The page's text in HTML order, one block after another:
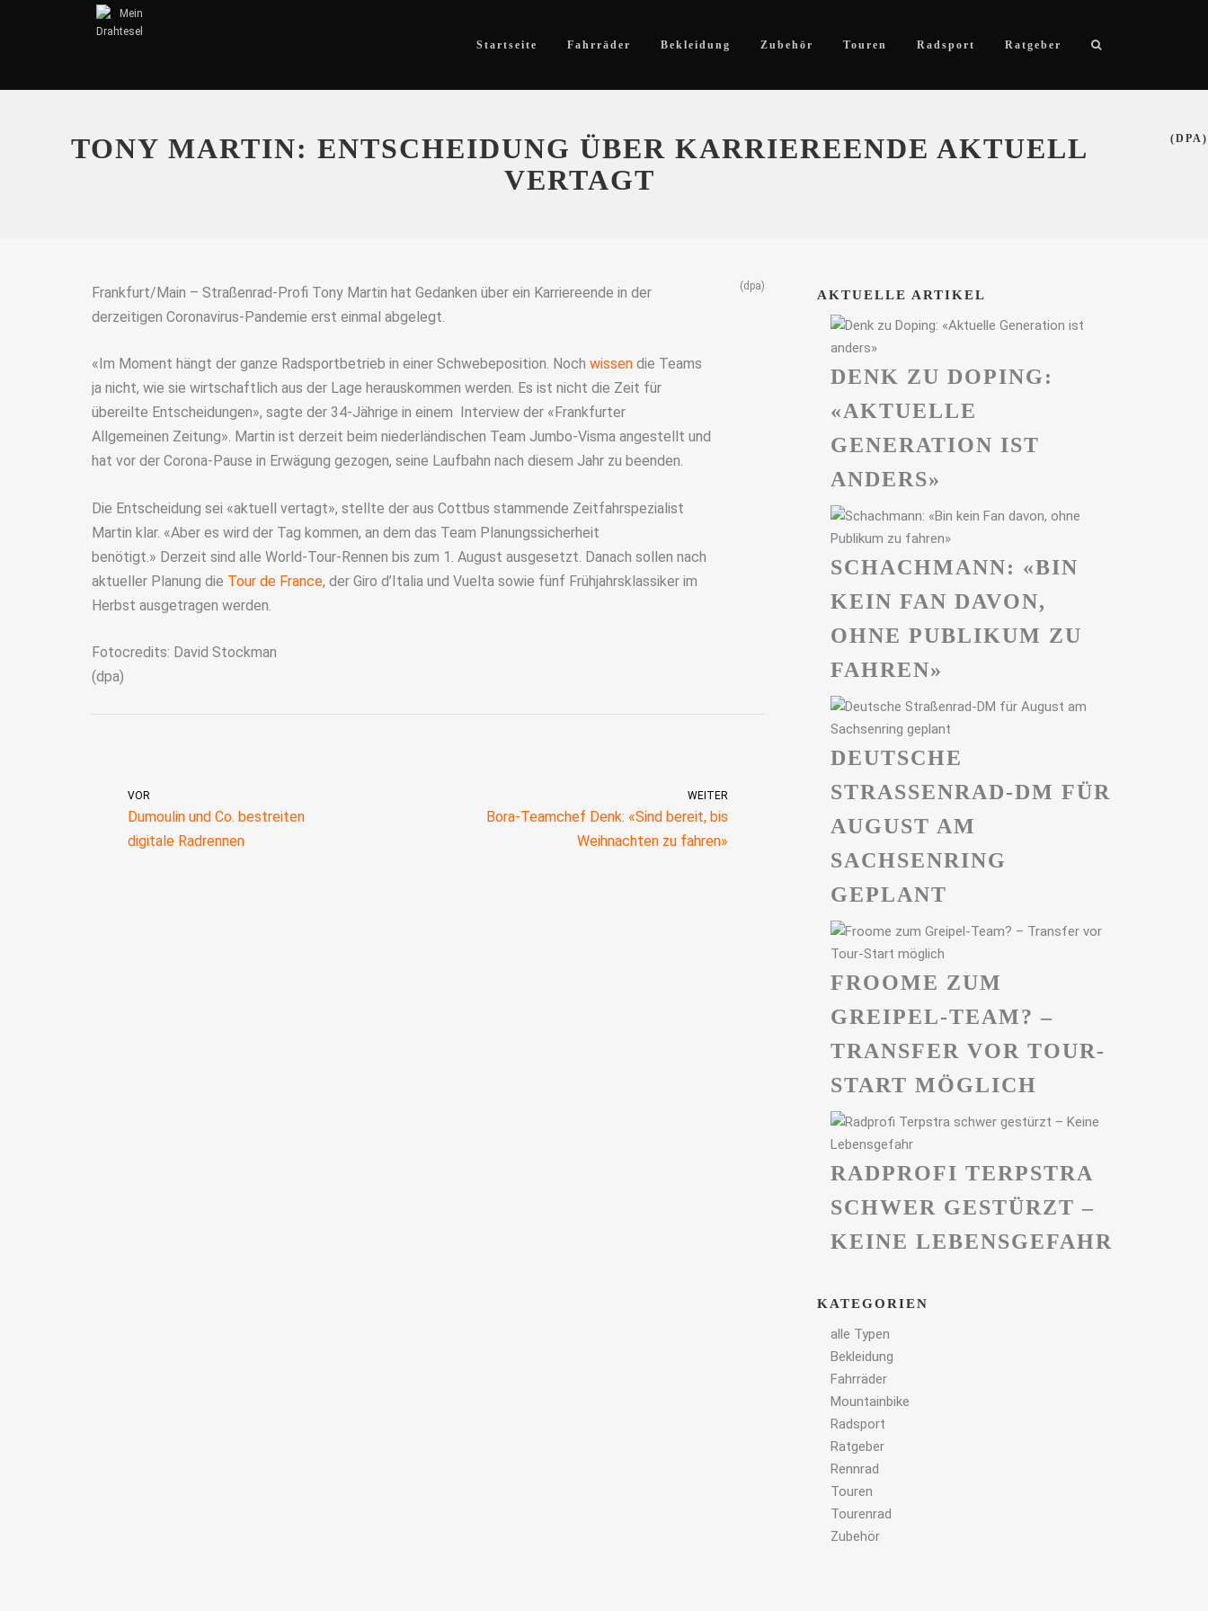
Startseite Fahrräder Bekleidung Zubehör Touren Radsport Ratgeber
TONY MARTIN: ENTSCHEIDUNG ÜBER KARRIEREENDE AKTUELL
VERTAGT
(DPA)
Frankfurt/Main – Straßenrad-Profi Tony Martin hat Gedanken über ein Karriereende in der
derzeitigen Coronavirus-Pandemie erst einmal abgelegt.
«Im Moment hängt der ganze Radsportbetrieb in einer Schwebeposition. Noch wissen die Teams
ja nicht, wie sie wirtschaftlich aus der Lage herauskommen werden. Es ist nicht die Zeit für
übereilte Entscheidungen», sagte der 34-Jährige in einem Interview der «Frankfurter
Allgemeinen Zeitung». Martin ist derzeit beim niederländischen Team Jumbo-Visma angestellt und
hat vor der Corona-Pause in Erwägung gezogen, seine Laufbahn nach diesem Jahr zu beenden.
Die Entscheidung sei «aktuell vertagt», stellte der aus Cottbus stammende Zeitfahrspezialist
Martin klar. «Aber es wird der Tag kommen, an dem das Team Planungssicherheit
benötigt.» Derzeit sind alle World-Tour-Rennen bis zum 1. August ausgesetzt. Danach sollen nach
aktueller Planung die Tour de France, der Giro d’Italia und Vuelta sowie fünf Frühjahrsklassiker im
Herbst ausgetragen werden.
Fotocredits: David Stockman
(dpa)
(dpa)
VOR
Dumoulin und Co. bestreiten
digitale Radrennen
WEITER
Bora-Teamchef Denk: «Sind bereit, bis
Weihnachten zu fahren»
AKTUELLE ARTIKEL
DENK ZU DOPING:
«AKTUELLE
GENERATION IST
ANDERS»
SCHACHMANN: «BIN
KEIN FAN DAVON,
OHNE PUBLIKUM ZU
FAHREN»
DEUTSCHE
STRASSENRAD-DM FÜR A
UGUST AM S
ACHSENRING G
EPLANT
FROOME ZUM
GREIPEL-TEAM? –
TRANSFER VOR TOUR-
START MÖGLICH
RADPROFI TERPSTRA
SCHWER GESTÜRZT –
KEINE LEBENSGEFAHR
KATEGORIEN
alle Typen
Bekleidung
Fahrräder
Mountainbike
Radsport
Ratgeber
Rennrad
Touren
Tourenrad
Zubehör